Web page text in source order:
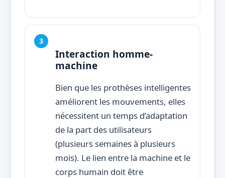
Interaction homme-
machine
Bien que les prothèses intelligentes
améliorent les mouvements, elles
nécessitent un temps d’adaptation
de la part des utilisateurs
(plusieurs semaines à plusieurs
mois). Le lien entre la machine et le
corps humain doit être